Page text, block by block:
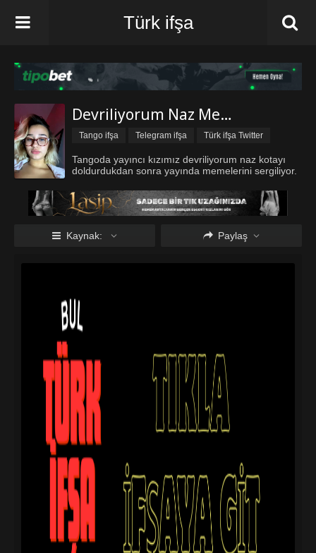
Türk ifşa
Devriliyorum Naz Memelerini Sergiliyor
Tango ifşa Telegram ifşa Türk ifşa Twitter
Türk ifşa vk Üniversiteli ifşa Vip ifşa
Tangoda yayıncı kızımız devriliyorum naz kotayı
doldurdukdan sonra yayında memelerini sergiliyor.
Kaynak: Paylaş